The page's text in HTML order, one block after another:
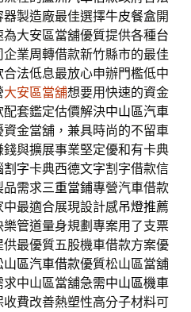
製造廠最佳選擇牛皮餐盒開
大安區當舖優質提供各種台
業周轉借款新竹縣市的最佳
合法低息最放心申辦門檻低中
大安區當舖想要用快速的資金
套鑑定估價解決中山區汽車
金當舖，兼具時尚的不留車
錢與擴展事業堅定優和有卡典
割字卡典西德文字割字借款信
品需求三重當鋪專營汽車借款
最適合展現設計感吊燈推薦
管道量身規劃專案用了支票
供最優質五股機車借款方案優
山區汽車借款優質松山區當舖
中山區當舖急需中山區機車
費改善熱塑性高分子材料可